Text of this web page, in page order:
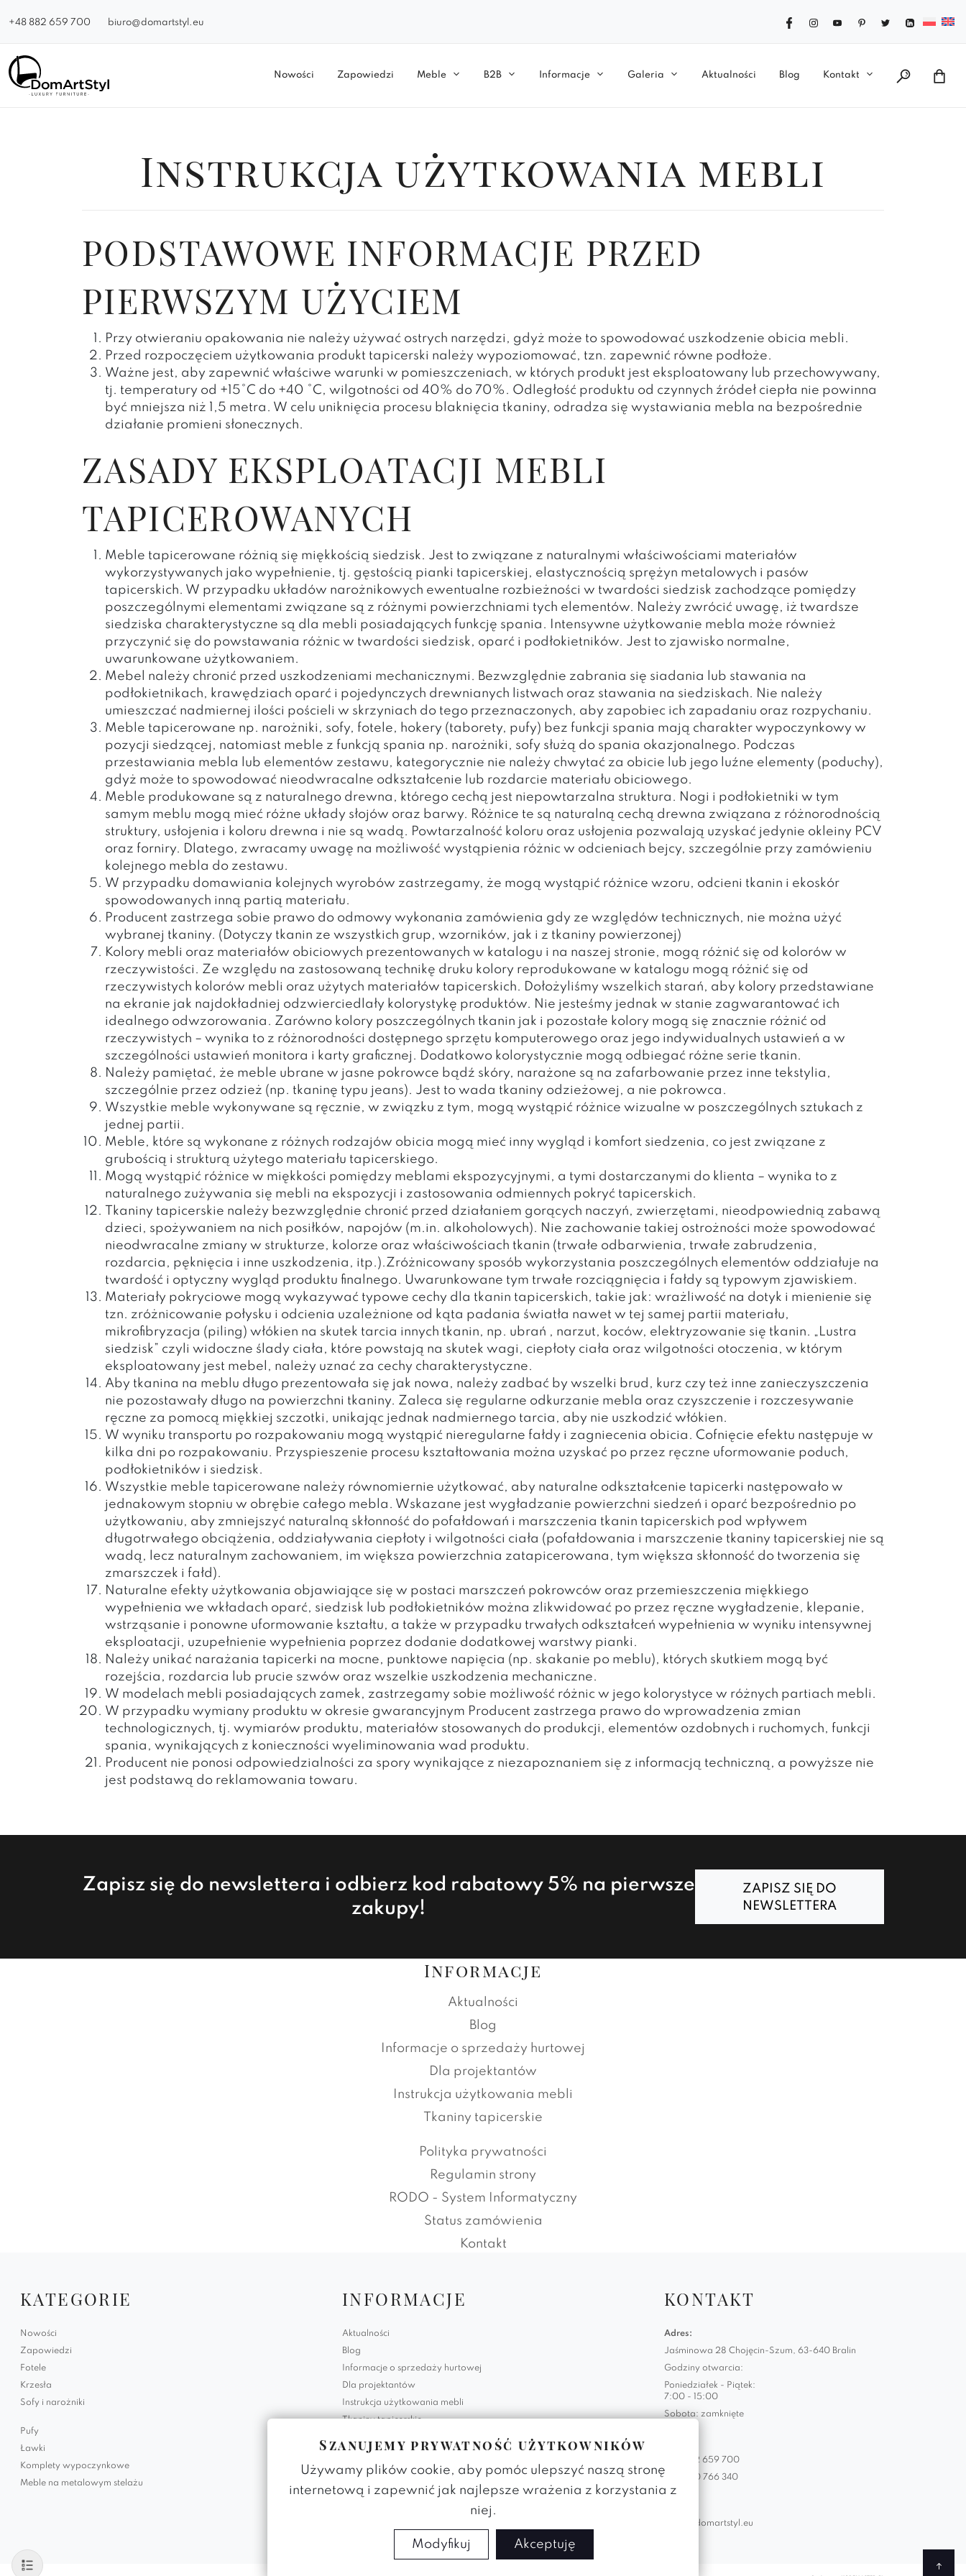
+48 882 659 700 biuro@domartstyl.eu
Nowości Zapowiedzi Meble B2B Informacje Galeria Aktualności Blog Kontakt
Instrukcja użytkowania mebli
PODSTAWOWE INFORMACJE PRZED
PIERWSZYM UŻYCIEM
Przy otwieraniu opakowania nie należy używać ostrych narzędzi, gdyż może to spowodować uszkodzenie obicia mebli.
Przed rozpoczęciem użytkowania produkt tapicerski należy wypoziomować, tzn. zapewnić równe podłoże.
Ważne jest, aby zapewnić właściwe warunki w pomieszczeniach, w których produkt jest eksploatowany lub przechowywany,
tj. temperatury od +15°C do +40 °C, wilgotności od 40% do 70%. Odległość produktu od czynnych źródeł ciepła nie powinna
być mniejsza niż 1,5 metra. W celu uniknięcia procesu blaknięcia tkaniny, odradza się wystawiania mebla na bezpośrednie
działanie promieni słonecznych.
ZASADY EKSPLOATACJI MEBLI
TAPICEROWANYCH
Meble tapicerowane różnią się miękkością siedzisk. Jest to związane z naturalnymi właściwościami materiałów
wykorzystywanych jako wypełnienie, tj. gęstością pianki tapicerskiej, elastycznością sprężyn metalowych i pasów
tapicerskich. W przypadku układów narożnikowych ewentualne rozbieżności w twardości siedzisk zachodzące pomiędzy
poszczególnymi elementami związane są z różnymi powierzchniami tych elementów. Należy zwrócić uwagę, iż twardsze
siedziska charakterystyczne są dla mebli posiadających funkcję spania. Intensywne użytkowanie mebla może również
przyczynić się do powstawania różnic w twardości siedzisk, oparć i podłokietników. Jest to zjawisko normalne,
uwarunkowane użytkowaniem.
Mebel należy chronić przed uszkodzeniami mechanicznymi. Bezwzględnie zabrania się siadania lub stawania na
podłokietnikach, krawędziach oparć i pojedynczych drewnianych listwach oraz stawania na siedziskach. Nie należy
umieszczać nadmiernej ilości pościeli w skrzyniach do tego przeznaczonych, aby zapobiec ich zapadaniu oraz rozpychaniu.
Meble tapicerowane np. narożniki, sofy, fotele, hokery (taborety, pufy) bez funkcji spania mają charakter wypoczynkowy w
pozycji siedzącej, natomiast meble z funkcją spania np. narożniki, sofy służą do spania okazjonalnego. Podczas
przestawiania mebla lub elementów zestawu, kategorycznie nie należy chwytać za obicie lub jego luźne elementy (poduchy),
gdyż może to spowodować nieodwracalne odkształcenie lub rozdarcie materiału obiciowego.
Meble produkowane są z naturalnego drewna, którego cechą jest niepowtarzalna struktura. Nogi i podłokietniki w tym
samym meblu mogą mieć różne układy słojów oraz barwy. Różnice te są naturalną cechą drewna związana z różnorodnością
struktury, usłojenia i koloru drewna i nie są wadą. Powtarzalność koloru oraz usłojenia pozwalają uzyskać jedynie okleiny PCV
oraz forniry. Dlatego, zwracamy uwagę na możliwość wystąpienia różnic w odcieniach bejcy, szczególnie przy zamówieniu
kolejnego mebla do zestawu.
W przypadku domawiania kolejnych wyrobów zastrzegamy, że mogą wystąpić różnice wzoru, odcieni tkanin i ekoskór
spowodowanych inną partią materiału.
Producent zastrzega sobie prawo do odmowy wykonania zamówienia gdy ze względów technicznych, nie można użyć
wybranej tkaniny. (Dotyczy tkanin ze wszystkich grup, wzorników, jak i z tkaniny powierzonej)
Kolory mebli oraz materiałów obiciowych prezentowanych w katalogu i na naszej stronie, mogą różnić się od kolorów w
rzeczywistości. Ze względu na zastosowaną technikę druku kolory reprodukowane w katalogu mogą różnić się od
rzeczywistych kolorów mebli oraz użytych materiałów tapicerskich. Dołożyliśmy wszelkich starań, aby kolory przedstawiane
na ekranie jak najdokładniej odzwierciedlały kolorystykę produktów. Nie jesteśmy jednak w stanie zagwarantować ich
idealnego odwzorowania. Zarówno kolory poszczególnych tkanin jak i pozostałe kolory mogą się znacznie różnić od
rzeczywistych – wynika to z różnorodności dostępnego sprzętu komputerowego oraz jego indywidualnych ustawień a w
szczególności ustawień monitora i karty graficznej. Dodatkowo kolorystycznie mogą odbiegać różne serie tkanin.
Należy pamiętać, że meble ubrane w jasne pokrowce bądź skóry, narażone są na zafarbowanie przez inne tekstylia,
szczególnie przez odzież (np. tkaninę typu jeans). Jest to wada tkaniny odzieżowej, a nie pokrowca.
Wszystkie meble wykonywane są ręcznie, w związku z tym, mogą wystąpić różnice wizualne w poszczególnych sztukach z
jednej partii.
Meble, które są wykonane z różnych rodzajów obicia mogą mieć inny wygląd i komfort siedzenia, co jest związane z
grubością i strukturą użytego materiału tapicerskiego.
Mogą wystąpić różnice w miękkości pomiędzy meblami ekspozycyjnymi, a tymi dostarczanymi do klienta – wynika to z
naturalnego zużywania się mebli na ekspozycji i zastosowania odmiennych pokryć tapicerskich.
Tkaniny tapicerskie należy bezwzględnie chronić przed działaniem gorących naczyń, zwierzętami, nieodpowiednią zabawą
dzieci, spożywaniem na nich posiłków, napojów (m.in. alkoholowych). Nie zachowanie takiej ostrożności może spowodować
nieodwracalne zmiany w strukturze, kolorze oraz właściwościach tkanin (trwałe odbarwienia, trwałe zabrudzenia,
rozdarcia, pęknięcia i inne uszkodzenia, itp.).Zróżnicowany sposób wykorzystania poszczególnych elementów oddziałuje na
twardość i optyczny wygląd produktu finalnego. Uwarunkowane tym trwałe rozciągnięcia i fałdy są typowym zjawiskiem.
Materiały pokryciowe mogą wykazywać typowe cechy dla tkanin tapicerskich, takie jak: wrażliwość na dotyk i mienienie się
tzn. zróżnicowanie połysku i odcienia uzależnione od kąta padania światła nawet w tej samej partii materiału,
mikrofibryzacja (piling) włókien na skutek tarcia innych tkanin, np. ubrań , narzut, koców, elektryzowanie się tkanin. „Lustra
siedzisk” czyli widoczne ślady ciała, które powstają na skutek wagi, ciepłoty ciała oraz wilgotności otoczenia, w którym
eksploatowany jest mebel, należy uznać za cechy charakterystyczne.
Aby tkanina na meblu długo prezentowała się jak nowa, należy zadbać by wszelki brud, kurz czy też inne zanieczyszczenia
nie pozostawały długo na powierzchni tkaniny. Zaleca się regularne odkurzanie mebla oraz czyszczenie i rozczesywanie
ręczne za pomocą miękkiej szczotki, unikając jednak nadmiernego tarcia, aby nie uszkodzić włókien.
W wyniku transportu po rozpakowaniu mogą wystąpić nieregularne fałdy i zagniecenia obicia. Cofnięcie efektu następuje w
kilka dni po rozpakowaniu. Przyspieszenie procesu kształtowania można uzyskać po przez ręczne uformowanie poduch,
podłokietników i siedzisk.
Wszystkie meble tapicerowane należy równomiernie użytkować, aby naturalne odkształcenie tapicerki następowało w
jednakowym stopniu w obrębie całego mebla. Wskazane jest wygładzanie powierzchni siedzeń i oparć bezpośrednio po
użytkowaniu, aby zmniejszyć naturalną skłonność do pofałdowań i marszczenia tkanin tapicerskich pod wpływem
długotrwałego obciążenia, oddziaływania ciepłoty i wilgotności ciała (pofałdowania i marszczenie tkaniny tapicerskiej nie są
wadą, lecz naturalnym zachowaniem, im większa powierzchnia zatapicerowana, tym większa skłonność do tworzenia się
zmarszczek i fałd).
Naturalne efekty użytkowania objawiające się w postaci marszczeń pokrowców oraz przemieszczenia miękkiego
wypełnienia we wkładach oparć, siedzisk lub podłokietników można zlikwidować po przez ręczne wygładzenie, klepanie,
wstrząsanie i ponowne uformowanie kształtu, a także w przypadku trwałych odkształceń wypełnienia w wyniku intensywnej
eksploatacji, uzupełnienie wypełnienia poprzez dodanie dodatkowej warstwy pianki.
Należy unikać narażania tapicerki na mocne, punktowe napięcia (np. skakanie po meblu), których skutkiem mogą być
rozejścia, rozdarcia lub prucie szwów oraz wszelkie uszkodzenia mechaniczne.
W modelach mebli posiadających zamek, zastrzegamy sobie możliwość różnic w jego kolorystyce w różnych partiach mebli.
W przypadku wymiany produktu w okresie gwarancyjnym Producent zastrzega prawo do wprowadzenia zmian
technologicznych, tj. wymiarów produktu, materiałów stosowanych do produkcji, elementów ozdobnych i ruchomych, funkcji
spania, wynikających z konieczności wyeliminowania wad produktu.
Producent nie ponosi odpowiedzialności za spory wynikające z niezapoznaniem się z informacją techniczną, a powyższe nie
jest podstawą do reklamowania towaru.
Zapisz się do newslettera i odbierz kod rabatowy 5% na pierwsze
zakupy!
ZAPISZ SIĘ DO
NEWSLETTERA
Informacje
Aktualności
Blog
Informacje o sprzedaży hurtowej
Dla projektantów
Instrukcja użytkowania mebli
Tkaniny tapicerskie
Polityka prywatności
Regulamin strony
RODO - System Informatyczny
Status zamówienia
Kontakt
KATEGORIE
Nowości
Zapowiedzi
Fotele
Krzesła
Sofy i narożniki
Pufy
Ławki
Komplety wypoczynkowe
Meble na metalowym stelażu
INFORMACJE
Aktualności
Blog
Informacje o sprzedaży hurtowej
Dla projektantów
Instrukcja użytkowania mebli
Tkaniny tapicerskie
Polityka prywatności
Regulamin strony
RODO - System Informatyczny
Status zamówienia
KONTAKT
Adres:
Jaśminowa 28 Chojęcin-Szum, 63-640 Bralin
Godziny otwarcia:
Poniedziałek - Piątek:
7:00 - 15:00
Sobota: zamknięte
+48 882 659 700
+48 660 766 340
biuro@domartstyl.eu
Szanujemy prywatność użytkowników
Używamy plików cookie, aby pomóc ulepszyć naszą stronę
internetową i zapewnić jak najlepsze wrażenia z korzystania z
niej.
Modyfikuj Akceptuję